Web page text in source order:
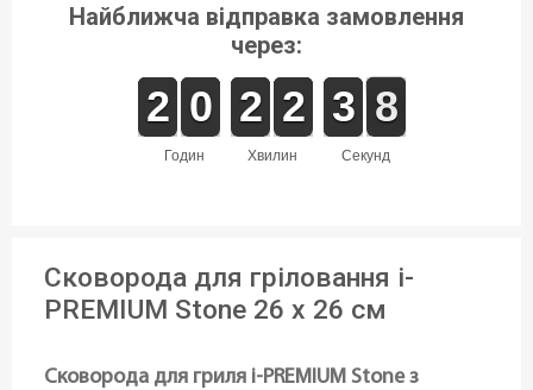
Найближча відправка замовлення
через:
годин
1
1
2
2 9
9
0
0
хвилин
1
1
2
2 1
1
2
2
секунд
4
3
3 8
7
Сковорода для гріловання i-
PREMIUM Stone 26 x 26 см
Сковорода для гриля i-PREMIUM Stone з